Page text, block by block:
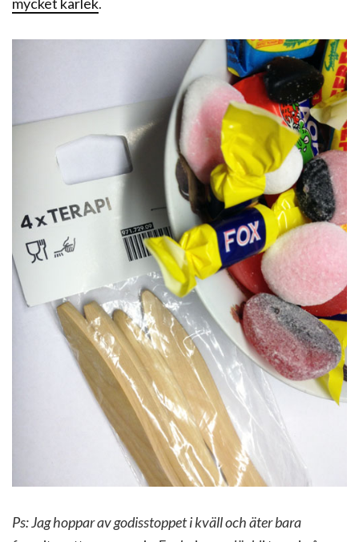
Ps: Jag hoppar av godisstoppet i kväll och äter bara